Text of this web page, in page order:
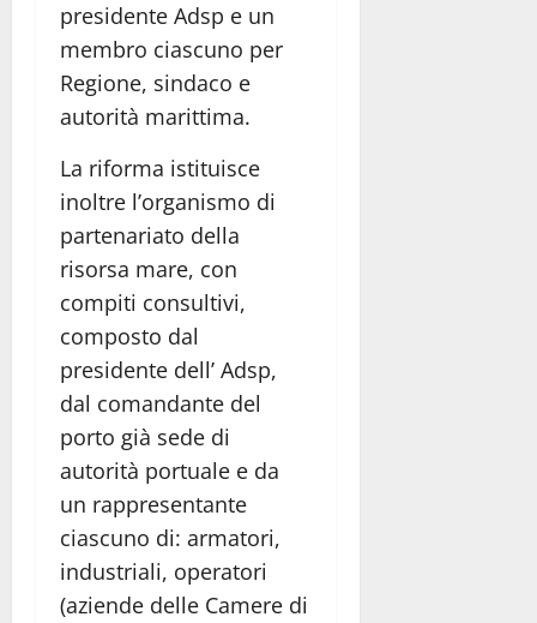
presidente Adsp e un
membro ciascuno per
Regione, sindaco e
autorità marittima.
La riforma istituisce
inoltre l’organismo di
partenariato della
risorsa mare, con
compiti consultivi,
composto dal
presidente dell’ Adsp,
dal comandante del
porto già sede di
autorità portuale e da
un rappresentante
ciascuno di: armatori,
industriali, operatori
(aziende delle Camere di